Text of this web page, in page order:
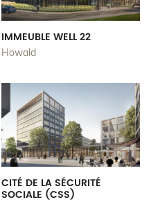
IMMEUBLE WELL 22
Howald
CITÉ DE LA SÉCURITÉ
SOCIALE (CSS)